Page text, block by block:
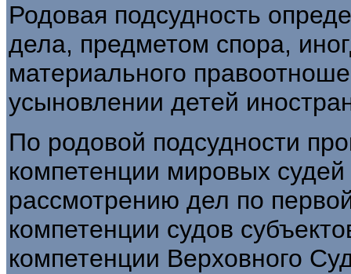
Родовая подсудность
дела, предметом спора,
материального
усыновлении детей
По родовой подсудности
компетенции мировых
рассмотрению дел по
компетенции судов
компетенции Верховного